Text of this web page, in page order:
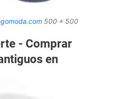
500 x 500
- Comprar
en